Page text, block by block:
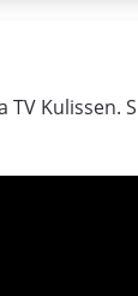
Kulissen.